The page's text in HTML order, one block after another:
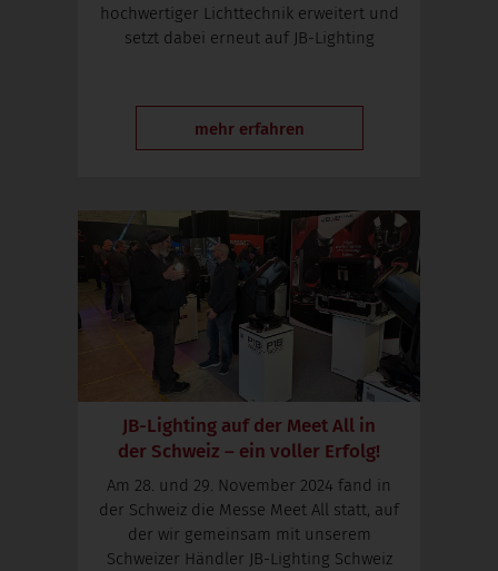
hochwertiger Lichttechnik erweitert und
setzt dabei erneut auf JB-Lighting
mehr erfahren
JB-Lighting auf der Meet All in
der Schweiz – ein voller Erfolg!
Am 28. und 29. November 2024 fand in
der Schweiz die Messe Meet All statt, auf
der wir gemeinsam mit unserem
Schweizer Händler JB-Lighting Schweiz